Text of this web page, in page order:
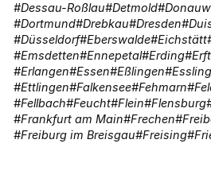
Dessau-Roßlau Detmold
Dortmund Drebkau Dresden
Düsseldorf Eberswalde Eichstätt
Emsdetten Ennepetal Erding
Erlangen Essen Eßlingen
Ettlingen Falkensee Fehmarn
Fellbach Feucht Flein Flensburg
Frankfurt am Main Frechen
Freiburg im Breisgau Freising